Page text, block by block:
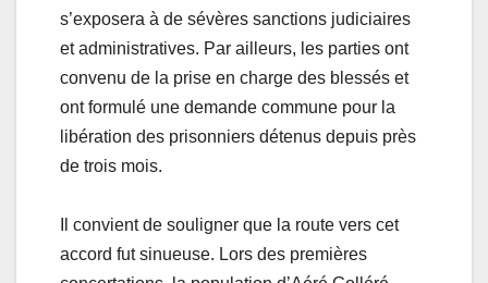
s’exposera à de sévères sanctions judiciaires
et administratives. Par ailleurs, les parties ont
convenu de la prise en charge des blessés et
ont formulé une demande commune pour la
libération des prisonniers détenus depuis près
de trois mois.
Il convient de souligner que la route vers cet
accord fut sinueuse. Lors des premières